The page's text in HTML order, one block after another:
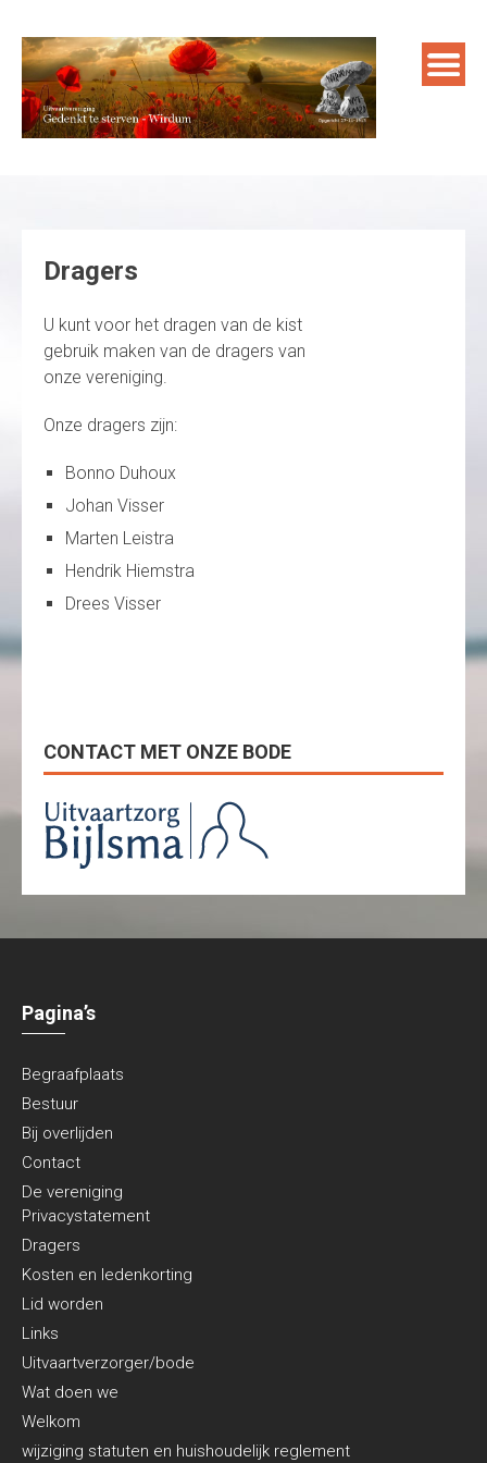
content
Dragers
U kunt voor het dragen van de kist
gebruik maken van de dragers van
onze vereniging.
Onze dragers zijn:
Bonno Duhoux
Johan Visser
Marten Leistra
Hendrik Hiemstra
Drees Visser
CONTACT MET ONZE BODE
Pagina’s
Begraafplaats
Bestuur
Bij overlijden
Contact
De vereniging
Privacystatement
Dragers
Kosten en ledenkorting
Lid worden
Links
Uitvaartverzorger/bode
Wat doen we
Welkom
wijziging statuten en huishoudelijk reglement